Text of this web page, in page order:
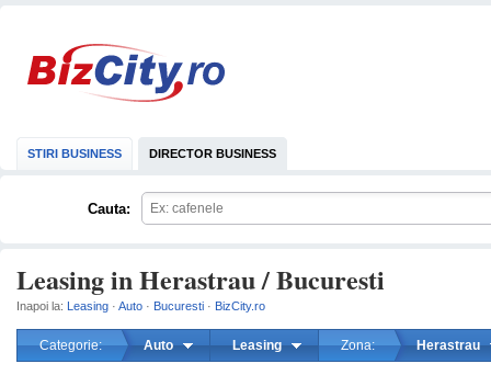
STIRI BUSINESS DIRECTOR BUSINESS
Cauta:
Leasing in Herastrau / Bucuresti
Inapoi la: Leasing · Auto · Bucuresti · BizCity.ro
Categorie: Auto Leasing Zona: Herastrau